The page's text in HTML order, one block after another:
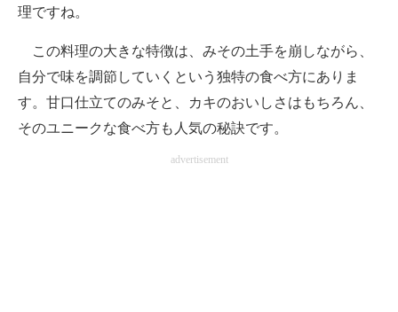
理ですね。
この料理の大きな特徴は、みその土手を崩しながら、
自分で味を調節していくという独特の食べ方にありま
す。甘口仕立てのみそと、カキのおいしさはもちろん、
そのユニークな食べ方も人気の秘訣です。
advertisement